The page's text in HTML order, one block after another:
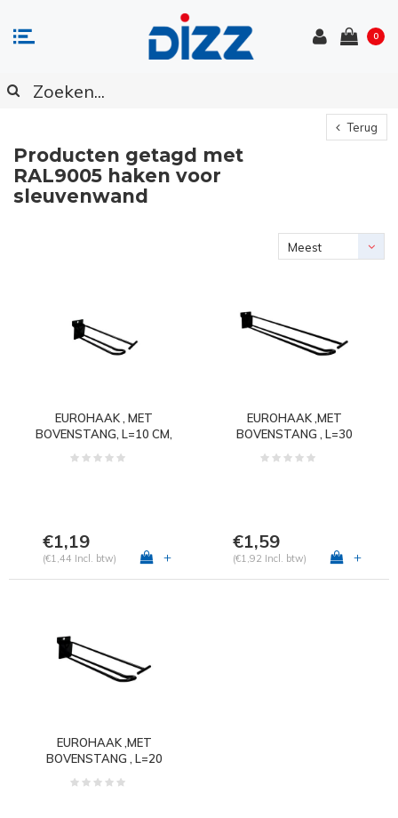
0
Terug
Producten getagd met
RAL9005 haken voor
sleuvenwand
Meest
EUROHAAK , MET
BOVENSTANG, L=10 CM,
€1,19
(€1,44 Incl. btw) +
EUROHAAK ,MET
BOVENSTANG , L=30
€1,59
(€1,92 Incl. btw) +
EUROHAAK ,MET
BOVENSTANG , L=20